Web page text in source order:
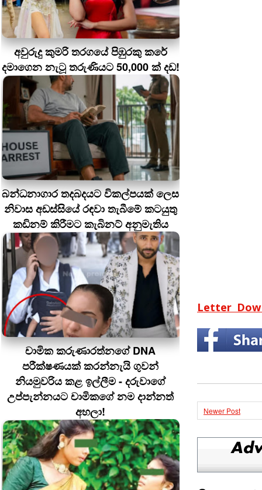
අවුරුදු කුමරි තරගයේ පිඹුරකු කරේ
දමාගෙන නැටූ තරුණියට 50,000 ක් දඩ!
බන්ධනාගාර තදබදයට විකල්පයක් ලෙස
නිවාස අඩස්සියේ රඳවා තැබීමේ කටයුතු
කඩිනම් කිරීමට කැබිනට් අනුමැතිය
චාමික කරුණාරත්නගේ DNA
පරීක්ෂණයක් කරන්නැයි ගුවන්
නියමුවරිය කළ ඉල්ලීම - දරුවාගේ
උප්පැන්නයට චාමිකගේ නම දාන්නත්
අහලා!
Letter
Newer Post